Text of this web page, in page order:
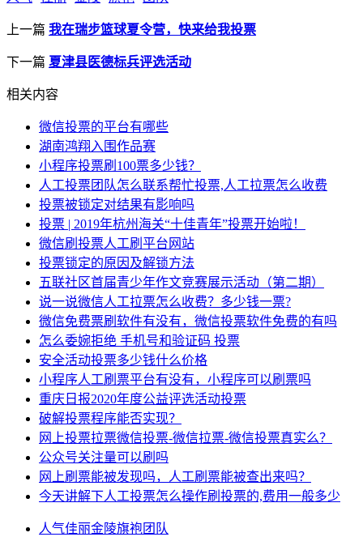
上一篇 我在瑞步篮球夏令营，快来给我投票
下一篇 夏津县医德标兵评选活动
相关内容
微信投票的平台有哪些
湖南鸿翔入围作品赛
小程序投票刷100票多少钱？
人工投票团队怎么联系帮忙投票,人工拉票怎么收费
投票被锁定对结果有影响吗
投票 | 2019年杭州海关“十佳青年”投票开始啦！
微信刷投票人工刷平台网站
投票锁定的原因及解锁方法
五联社区首届青少年作文竞赛展示活动（第二期）
说一说微信人工拉票怎么收费？多少钱一票?
微信免费票刷软件有没有，微信投票软件免费的有吗
怎么委婉拒绝 手机号和验证码 投票
安全活动投票多少钱什么价格
小程序人工刷票平台有没有，小程序可以刷票吗
重庆日报2020年度公益评选活动投票
破解投票程序能否实现？
网上投票拉票微信投票-微信拉票-微信投票真实么？
公众号关注量可以刷吗
网上刷票能被发现吗，人工刷票能被查出来吗？
今天讲解下人工投票怎么操作刷投票的,费用一般多少
人气佳丽金陵旗袍 团队